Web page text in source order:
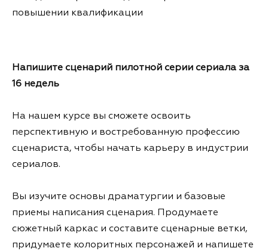
повышении квалификации
Напишите сценарий пилотной серии сериала за
16 недель
На нашем курсе вы сможете освоить
перспективную и востребованную профессию
сценариста, чтобы начать карьеру в индустрии
сериалов.
Вы изучите основы драматургии и базовые
приемы написания сценария. Продумаете
сюжетный каркас и составите сценарные ветки,
придумаете колоритных персонажей и напишете